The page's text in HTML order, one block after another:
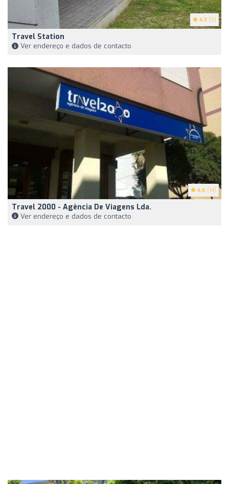
4.3 (9)
Travel Station
Ver endereço e dados de contacto
4.6 (14)
Travel 2000 - Agência De Viagens Lda.
Ver endereço e dados de contacto